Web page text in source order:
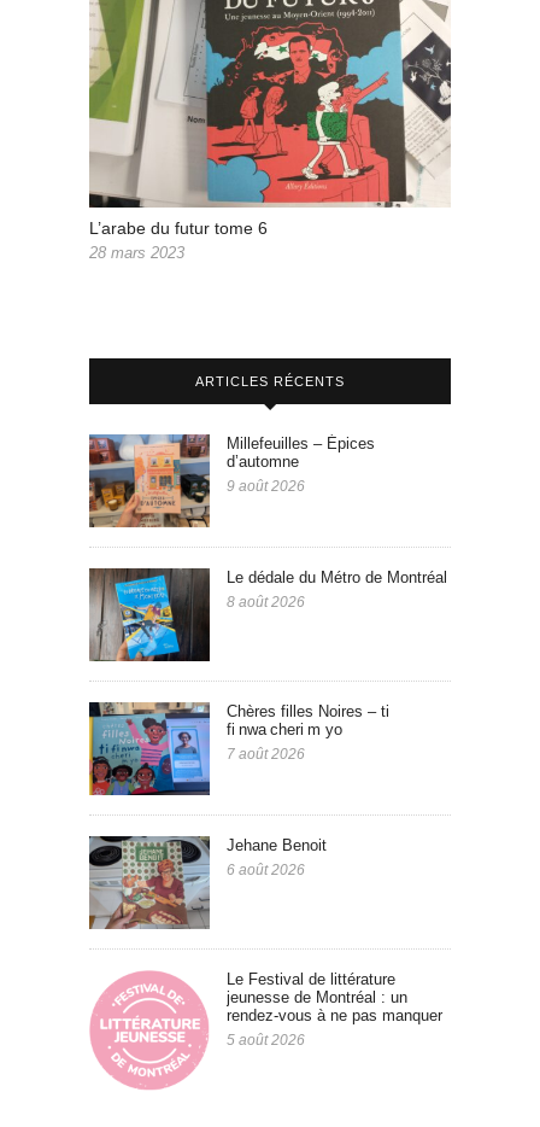
L’arabe du futur tome 6
28 mars 2023
ARTICLES RÉCENTS
Millefeuilles – Épices
d’automne
9 août 2026
Le dédale du Métro de Montréal
8 août 2026
Chères filles Noires – ti
fi nwa cheri m yo
7 août 2026
Jehane Benoit
6 août 2026
Le Festival de littérature
jeunesse de Montréal : un
rendez-vous à ne pas manquer
5 août 2026